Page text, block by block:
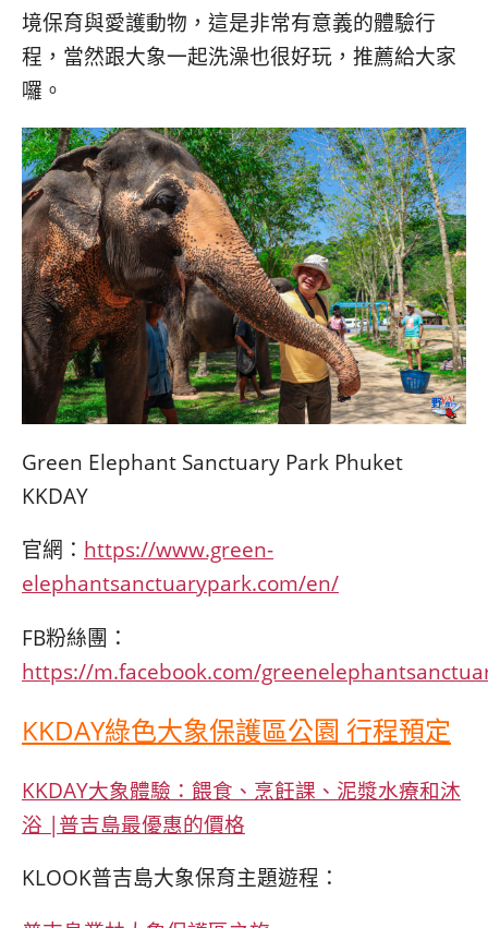
境保育與愛護動物，這是非常有意義的體驗行
程，當然跟大象一起洗澡也很好玩，推薦給大家
囉。
Green Elephant Sanctuary Park Phuket
KKDAY
官網： https://www.green-
elephantsanctuarypark.com/en/
FB粉絲團：
https://m.facebook.com/
KKDAY綠色大象保護區公園 行程預定
KKDAY大象體驗：餵食、烹飪課、泥漿水療和沐
浴 |普吉島最優惠的價格
KLOOK普吉島大象保育主題遊程：